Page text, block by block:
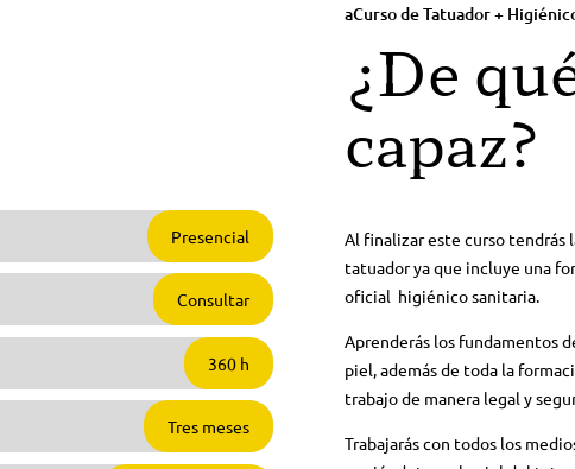
Presencial
Consultar
360 h
Tres meses
aCurso de Tatuador +
¿De
capaz?
Al finalizar este curso tendrás
tatuador ya que incluye una
oficial higiénico sanitaria.
Aprenderás los fundamentos
piel, además de toda la
trabajo de manera legal y
Trabajarás con todos los